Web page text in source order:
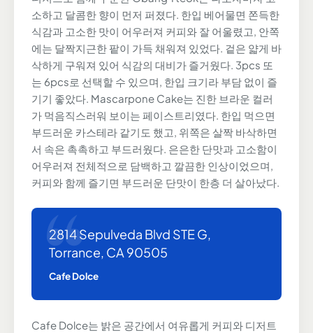
소하고 달콤한 향이 먼저 퍼졌다. 한입 베어물면 쫀득한
식감과 고소한 맛이 어우러져 커피와 잘 어울렸고, 안쪽
에는 달짝지근한 팥이 가득 채워져 있었다. 겉은 얇게 바
삭하게 구워져 있어 식감의 대비가 즐거웠다. 3pcs 또
는 6pcs로 선택할 수 있으며, 한입 크기라 부담 없이 즐
기기 좋았다. Mascarpone Cake는 진한 브라운 컬러
가 먹음직스러워 보이는 페이스트리였다. 한입 먹으면
부드러운 카스테라 같기도 했고, 위쪽은 살짝 바삭하면
서 속은 촉촉하고 부드러웠다. 은은한 단맛과 고소함이
어우러져 전체적으로 담백하고 깔끔한 인상이었으며,
커피와 함께 즐기면 부드러운 단맛이 한층 더 살아났다.
2814 Sepulveda Blvd STE G,
Torrance, CA 90505
Cafe Dolce
Cafe Dolce는 밝은 공간에서 여유롭게 커피와 디저트